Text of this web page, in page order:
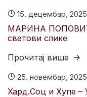
15. децембар, 2025
МАРИНА ПОПОВИЋ
светови слике
Прочитај више
25. новембар, 2025
Хард.Соц и Хyпе –